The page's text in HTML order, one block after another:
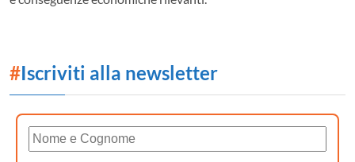
#Iscriviti alla newsletter